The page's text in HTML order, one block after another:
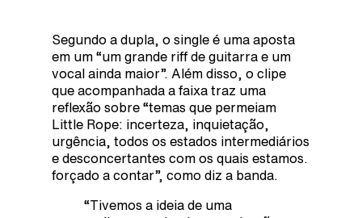
Segundo a dupla, o single é uma aposta
em um “um grande riff de guitarra e um
vocal ainda maior”. Além disso, o clipe
que acompanhada a faixa traz uma
reflexão sobre “temas que permeiam
Little Rope: incerteza, inquietação,
urgência, todos os estados intermediários
e desconcertantes com os quais estamos.
forçado a contar”, como diz a banda.
“Tivemos a ideia de uma